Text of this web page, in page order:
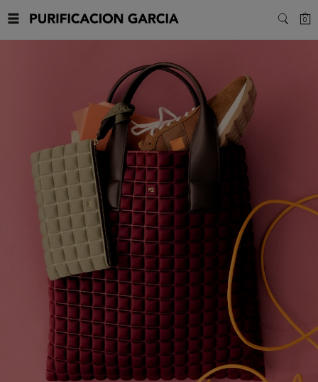
Purificacion
Garcia
0